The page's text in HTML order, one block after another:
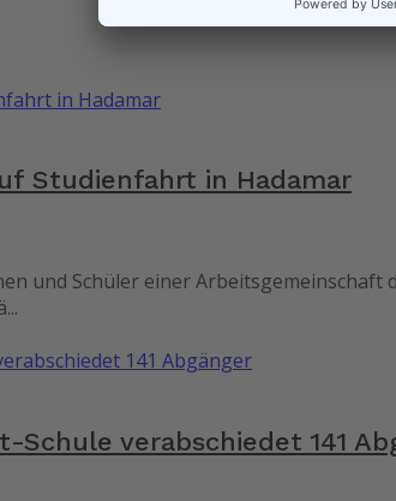
Studienfahrt in Hadamar
und Schüler einer
verabschiedet 141